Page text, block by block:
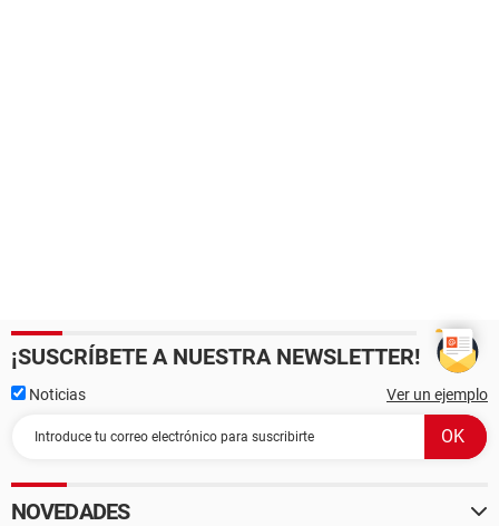
¡SUSCRÍBETE A NUESTRA NEWSLETTER!
Noticias Ver un ejemplo
NOVEDADES